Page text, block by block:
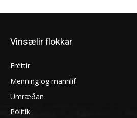
Vinsælir flokkar
Fréttir
Menning og mannlíf
Umræðan
Pólitík